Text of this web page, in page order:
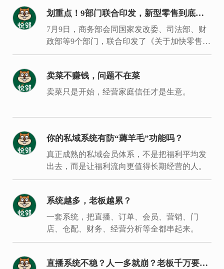
划重点！9部门联合印发，新型零售到底新
在哪里？
7月9日，商务部会同国家发改委、司法部、财
政部等9个部门，联合印发了《关于加快零售业
创新发展的意见》。
卖菜不赚钱，问题不在菜
卖菜只是开始，经营家庭信任才是生意。
你的私域系统有防“薅羊毛”功能吗？
真正成熟的私域会员体系，不是把福利平均发
出去，而是让福利流向更值得长期经营的人。
系统越多，老板越累？
一套系统，把直播、订单、会员、营销、门
店、仓配、财务、经营分析等全都串起来。
直播系统不稳？人一多就崩？老板千万要重